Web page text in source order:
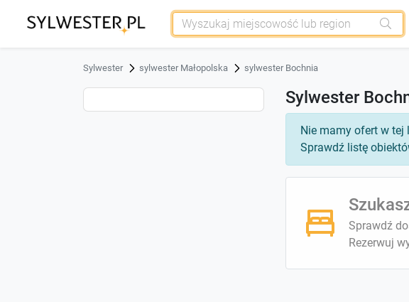
Sylwester sylwester Małopolska sylwester Bochnia
Sylwester
Nie mamy ofert w tej
Sprawdź listę
Sprawdź
Rezerwuj